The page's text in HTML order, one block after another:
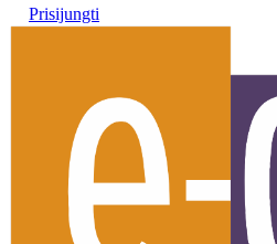
Prisijungti